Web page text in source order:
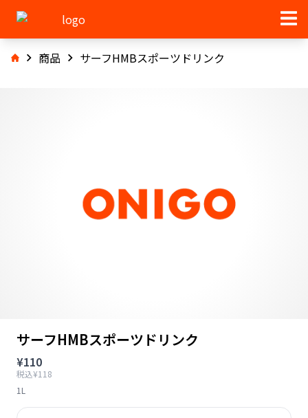
商品 サーフHMBスポーツドリンク
サーフHMBスポーツドリンク
¥110
税込¥118
1L